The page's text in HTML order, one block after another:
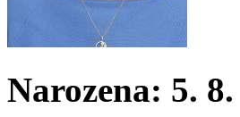
Narozena: 5.